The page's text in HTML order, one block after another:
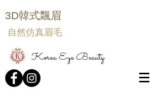
3D韓式飄眉
自然仿真眉毛
Korea Eye Beauty